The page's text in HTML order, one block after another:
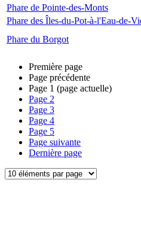
Phare de Pointe-des-Monts
Phare des Îles-du-Pot-à-l'Eau-de-
Phare du Borgot
Première page
Page précédente
Page 1 (page actuelle)
Page 2
Page 3
Page 4
Page 5
Page suivante
Dernière page